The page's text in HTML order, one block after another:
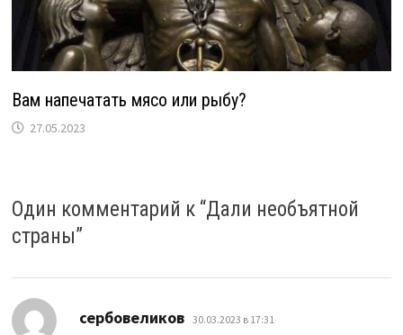
Вам напечатать мясо или рыбу?
27.05.2023
Один комментарий к “Дали необъятной
страны”
сербовеликов: 30.03.2023 в 17:31